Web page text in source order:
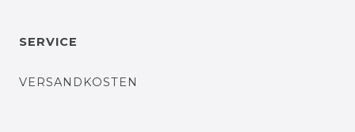
SERVICE
VERSANDKOSTEN